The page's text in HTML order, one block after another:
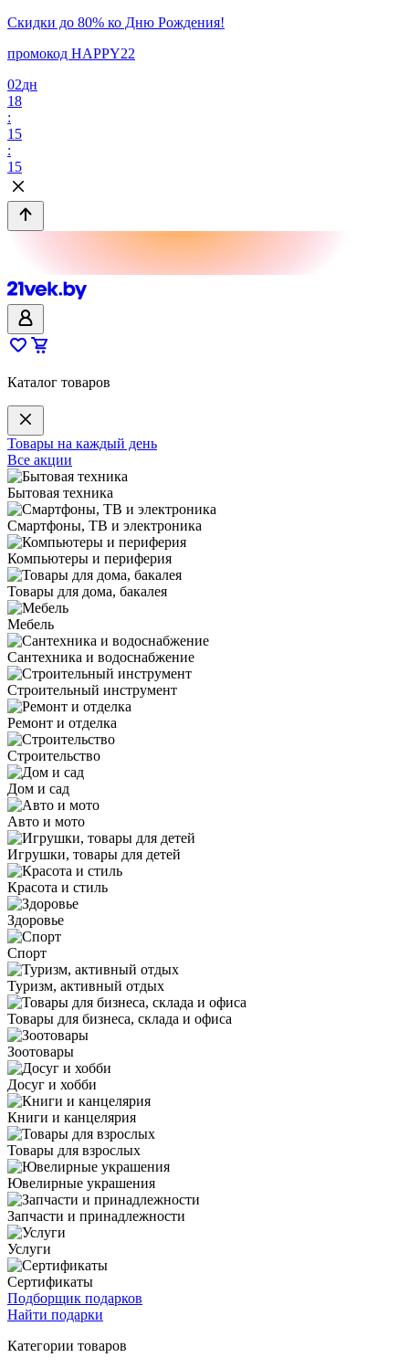
Скидки до 80% ко Дню Рождения!
промокод HAPPY22
02дн
18
:
15
:
15
Каталог товаров
Товары на каждый день
Все акции
Бытовая техника
Смартфоны, ТВ и электроника
Компьютеры и периферия
Товары для дома, бакалея
Мебель
Сантехника и водоснабжение
Строительный инструмент
Ремонт и отделка
Строительство
Дом и сад
Авто и мото
Игрушки, товары для детей
Красота и стиль
Здоровье
Спорт
Туризм, активный отдых
Товары для бизнеса, склада и офиса
Зоотовары
Досуг и хобби
Книги и канцелярия
Товары для взрослых
Ювелирные украшения
Запчасти и принадлежности
Услуги
Сертификаты
Подборщик подарков
Найти подарки
Категории товаров